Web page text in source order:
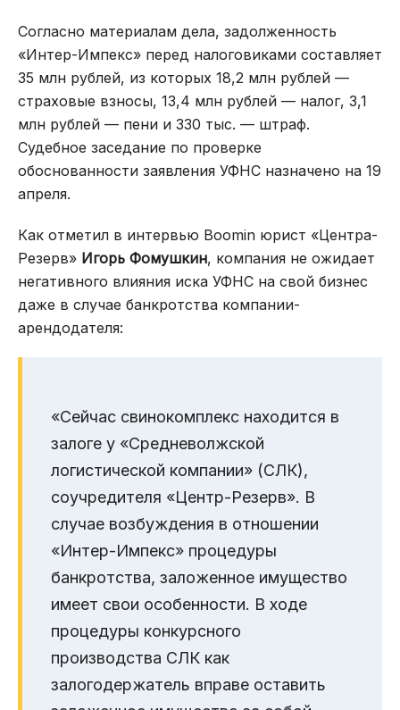
Согласно материалам дела, задолженность
«Интер-Импекс» перед налоговиками составляет
35 млн рублей, из которых 18,2 млн рублей —
страховые взносы, 13,4 млн рублей — налог, 3,1
млн рублей — пени и 330 тыс. — штраф.
Судебное заседание по проверке
обоснованности заявления УФНС назначено на 19
апреля.
Как отметил в интервью Boomin юрист «Центра-
Резерв» Игорь Фомушкин, компания не ожидает
негативного влияния иска УФНС на свой бизнес
даже в случае банкротства компании-
арендодателя:
«Сейчас свинокомплекс находится в
залоге у «Средневолжской
логистической компании» (СЛК),
соучредителя «Центр-Резерв». В
случае возбуждения в отношении
«Интер-Импекс» процедуры
банкротства, заложенное имущество
имеет свои особенности. В ходе
процедуры конкурсного
производства СЛК как
залогодержатель вправе оставить